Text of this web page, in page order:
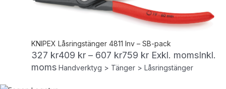
KNIPEX Låsringstänger 4811 Inv – SB-pack
327 kr409 kr – 607 kr759 kr Exkl. momsInkl.
moms Handverktyg > Tänger > Låsringstänger